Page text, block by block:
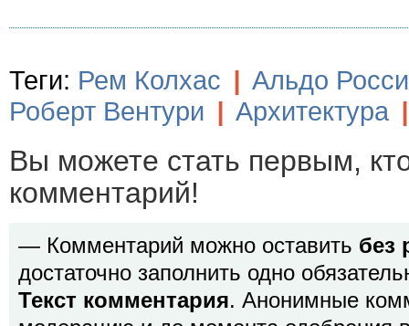
Теги: Рем Колхас | Альдо Росси
Роберт Вентури | Архитектура |
Вы можете стать первым,
комментарий!
— Комментарий можно оставить без
достаточно заполнить одно
Текст комментария. Анонимные